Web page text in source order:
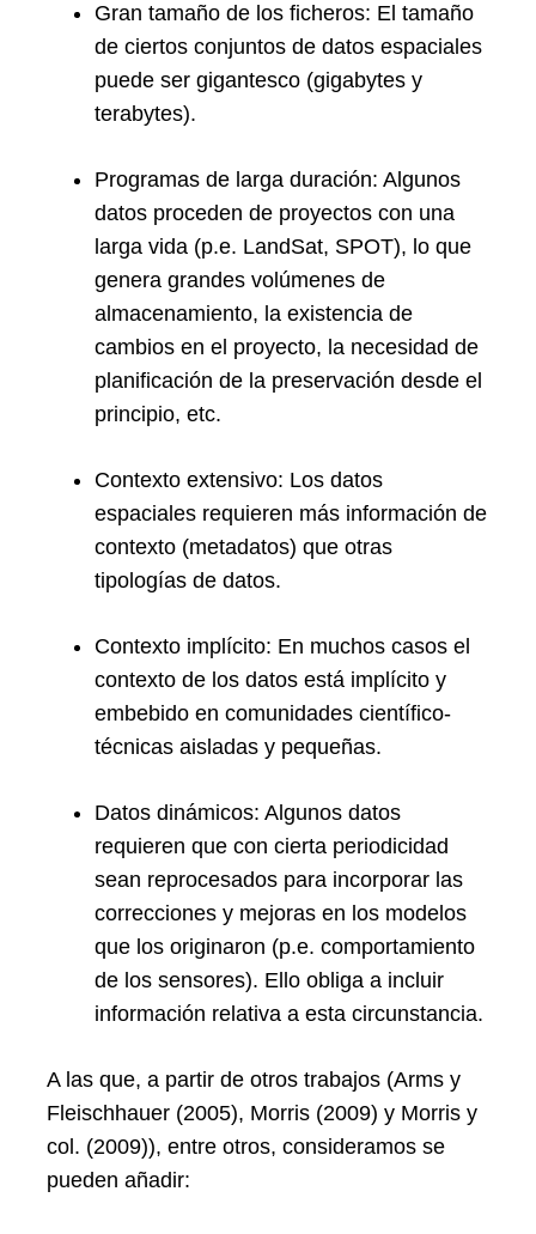
Gran tamaño de los ficheros: El tamaño
de ciertos conjuntos de datos espaciales
puede ser gigantesco (gigabytes y
terabytes).
Programas de larga duración: Algunos
datos proceden de proyectos con una
larga vida (p.e. LandSat, SPOT), lo que
genera grandes volúmenes de
almacenamiento, la existencia de
cambios en el proyecto, la necesidad de
planificación de la preservación desde el
principio, etc.
Contexto extensivo: Los datos
espaciales requieren más información de
contexto (metadatos) que otras
tipologías de datos.
Contexto implícito: En muchos casos el
contexto de los datos está implícito y
embebido en comunidades científico-
técnicas aisladas y pequeñas.
Datos dinámicos: Algunos datos
requieren que con cierta periodicidad
sean reprocesados para incorporar las
correcciones y mejoras en los modelos
que los originaron (p.e. comportamiento
de los sensores). Ello obliga a incluir
información relativa a esta circunstancia.
A las que, a partir de otros trabajos (Arms y
Fleischhauer (2005), Morris (2009) y Morris y
col. (2009)), entre otros, consideramos se
pueden añadir: